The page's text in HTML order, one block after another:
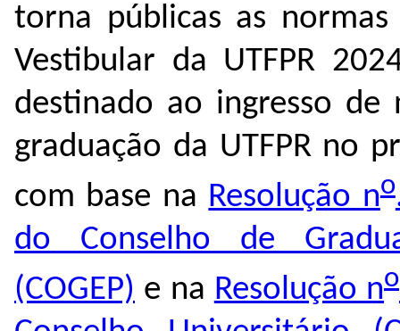
torna públicas as
Vestibular da UTFPR
destinado ao ingresso de
graduação da UTFPR no
com base na Resolução no
do Conselho de
(COGEP) e na Resolução no